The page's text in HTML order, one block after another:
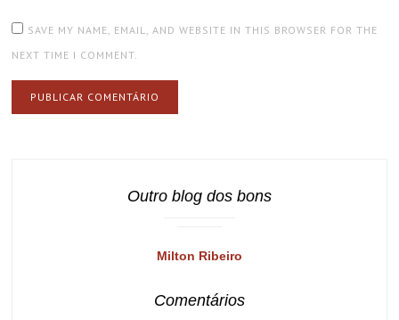
SAVE MY NAME, EMAIL, AND WEBSITE IN THIS BROWSER FOR THE
NEXT TIME I COMMENT.
Outro blog dos bons
Milton Ribeiro
Comentários